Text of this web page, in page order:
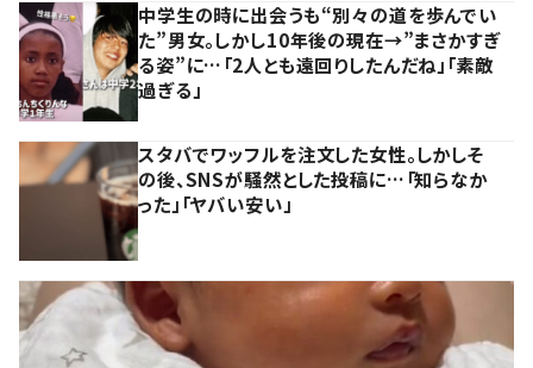
中学生の時に出会うも“別々の道を歩んでい
た”男女。しかし10年後の現在→”まさかすぎ
る姿”に…「2人とも遠回りしたんだね」「素敵
過ぎる」
スタバでワッフルを注文した女性。しかしそ
の後、SNSが騒然とした投稿に…「知らなか
った」「ヤバい安い」